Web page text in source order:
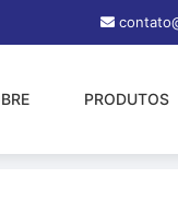
PRODUTOS